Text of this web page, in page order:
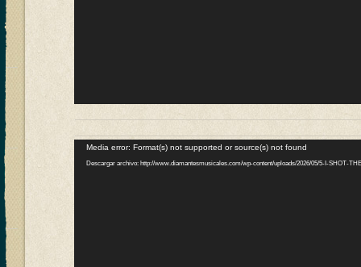
Reproductor
Media error: Format(s) not supported or source(s) not found
Descargar archivo: http://www.diamantesmusicales.com/wp-content/uploads/2026/05/5-I-SHOT-